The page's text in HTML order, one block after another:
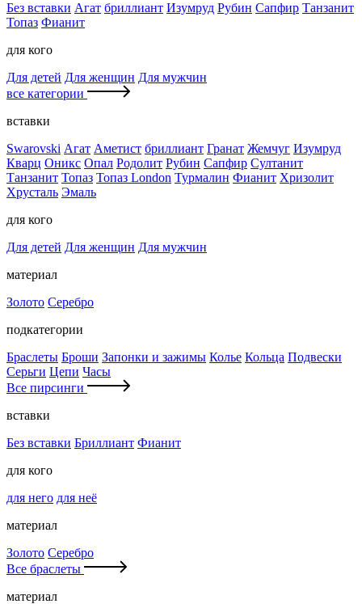
Без вставки Агат бриллиант Изумруд Рубин Сапфир Танзанит
Топаз Фианит
для кого
Для детей Для женщин Для мужчин
все категории
вставки
Swarovski Агат Аметист бриллиант Гранат Жемчуг Изумруд
Кварц Оникс Опал Родолит Рубин Сапфир Султанит
Танзанит Топаз Топаз London Турмалин Фианит Хризолит
Хрусталь Эмаль
для кого
Для детей Для женщин Для мужчин
материал
Золото Серебро
подкатегории
Браслеты Броши Запонки и зажимы Колье Кольца Подвески
Серьги Цепи Часы
Все пирсинги
вставки
Без вставки Бриллиант Фианит
для кого
для него для неё
материал
Золото Серебро
Все браслеты
материал